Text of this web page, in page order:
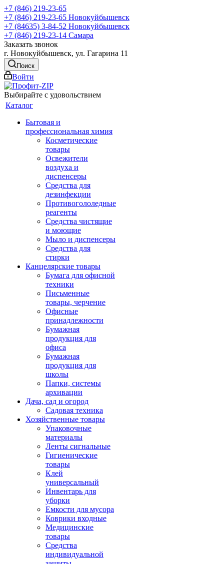
+7 (846) 219-23-65
+7 (846) 219-23-65 Новокуйбышевск
+7 (84635) 3-84-52 Новокуйбышевск
+7 (846) 219-23-14 Самара
Заказать звонок
г. Новокуйбышевск, ул. Гагарина 11
Поиск
Войти
Выбирайте с удовольствием
Каталог
Бытовая и
профессиональная химия
Косметические
товары
Освежители
воздуха и
диспенсеры
Средства для
дезинфекции
Противогололедные
реагенты
Средства чистящие
и моющие
Мыло и диспенсеры
Средства для
стирки
Канцелярские товары
Бумага для офисной
техники
Письменные
товары, черчение
Офисные
принадлежности
Бумажная
продукция для
офиса
Бумажная
продукция для
школы
Папки, системы
архивации
Дача, сад и огород
Садовая техника
Хозяйственные товары
Упаковочные
материалы
Ленты сигнальные
Гигиенические
товары
Клей
универсальный
Инвентарь для
уборки
Емкости для мусора
Коврики входные
Медицинские
товары
Средства
индивидуальной